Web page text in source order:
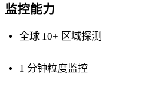
监控能力
全球 10+ 区域探测
1 分钟粒度监控